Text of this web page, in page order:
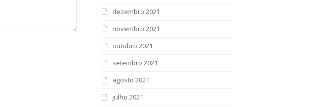
dezembro 2021
novembro 2021
outubro 2021
setembro 2021
agosto 2021
julho 2021